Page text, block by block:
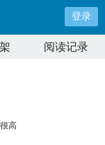
登录
阅读记录
高